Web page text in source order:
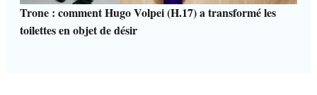
Trone : comment Hugo Volpei (H.17) a transformé les
toilettes en objet de désir